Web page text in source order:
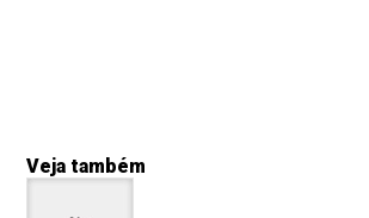
Veja também